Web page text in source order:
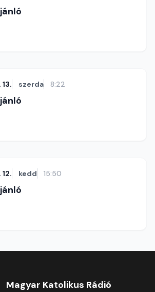
szerda 8:22
kedd 15:50
Magyar Katolikus Rádió